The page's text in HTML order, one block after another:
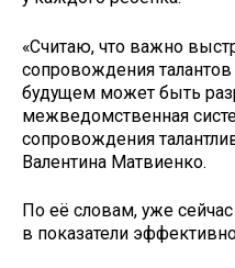
«Считаю, что важно
сопровождения
будущем может быть
межведомственная
сопровождения
Валентина Матвиенко.
По её словам, уже
в показатели